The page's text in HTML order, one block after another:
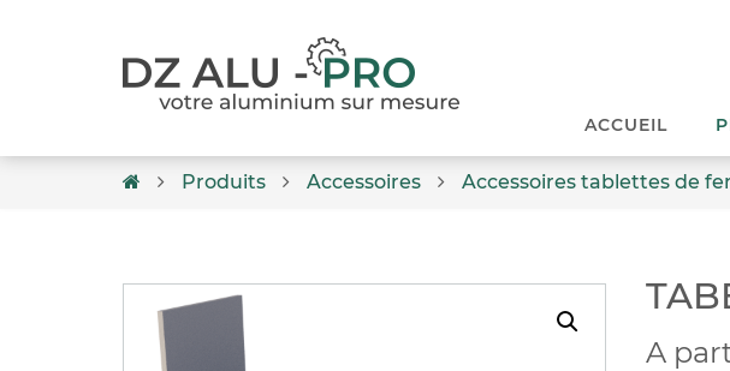
ACCUEIL
Produits Accessoires Accessoires tablettes de
A